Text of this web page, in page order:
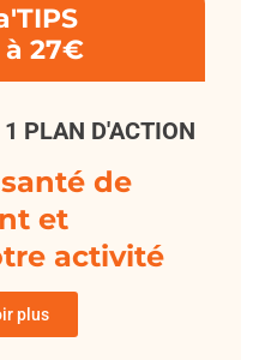
à 27€
PLAN D'ACTION
de
et
activité
plus